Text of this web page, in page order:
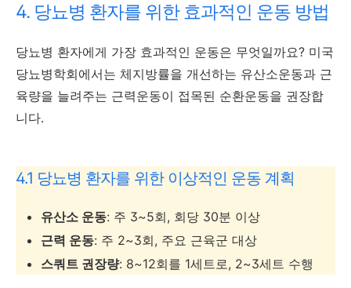
4. 당뇨병 환자를 위한 효과적인 운동 방법
당뇨병 환자에게 가장 효과적인 운동은 무엇일까요? 미국
당뇨병학회에서는 체지방률을 개선하는 유산소운동과 근
육량을 늘려주는 근력운동이 접목된 순환운동을 권장합
니다.
4.1 당뇨병 환자를 위한 이상적인 운동 계획
유산소 운동: 주 3~5회, 회당 30분 이상
근력 운동: 주 2~3회, 주요 근육군 대상
스쿼트 권장량: 8~12회를 1세트로, 2~3세트 수행